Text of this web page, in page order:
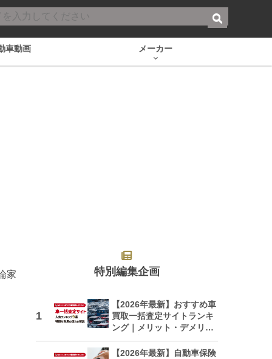
車動画 メーカー
家 特別編集企画
【2026年最新】おすすめ車
買取一括査定サイトランキ
ング｜メリット・デメリッ
トも解説
【2026年最新】自動車保険